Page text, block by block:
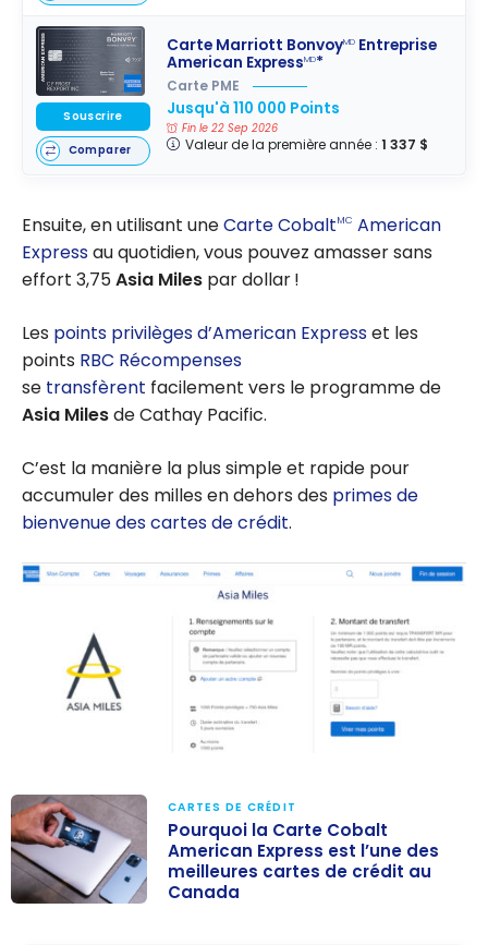
Carte Marriott BonvoyMD Entreprise
American ExpressMD*
Carte PME
Jusqu'à 110 000 Points
Fin le 22 Sep 2026
Valeur de la première année : 1 337 $
Souscrire
Comparer
Ensuite, en utilisant uneCarte CobaltMC American
Expressau quotidien, vous pouvez amasser sans
effort 3,75Asia Miles par dollar !
Les points privilèges d’American Expresset les
points RBC Récompenses
se transfèrent facilement vers le programme de
Asia Milesde Cathay Pacific.
C’est la manière la plus simple et rapide pour
accumuler des milles en dehors des primes de
bienvenue des cartes de crédit.
CARTES DE CRÉDIT
Pourquoi la Carte Cobalt
American Express est l’une des
meilleures cartes de crédit au
Canada